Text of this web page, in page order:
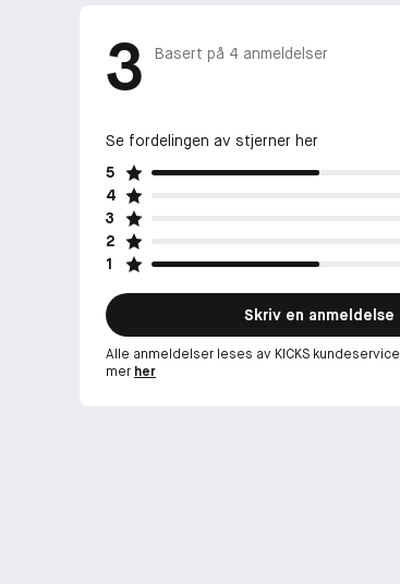
3 Basert på 4 anmeldelser
Se fordelingen av stjerner her
5
4
3
2
1
Skriv en anmeldelse
Alle anmeldelser leses av KICKS
mer her